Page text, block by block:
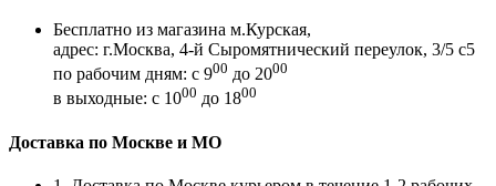
Бесплатно из магазина м.Курская,
адрес: г.Москва, 4-й Сыромятнический переулок, 3/5 с5
по рабочим дням: с 900 до 2000
в выходные: с 1000 до 1800
Доставка по Москве и МО